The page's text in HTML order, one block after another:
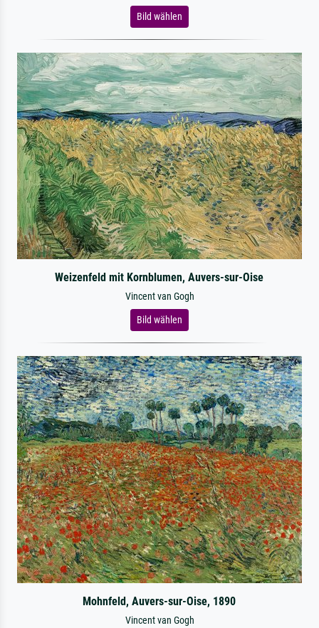
Bild wählen
Weizenfeld mit Kornblumen, Auvers-sur-Oise
Vincent van Gogh
Bild wählen
Mohnfeld, Auvers-sur-Oise, 1890
Vincent van Gogh